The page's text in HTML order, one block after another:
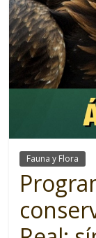
Fauna y Flora